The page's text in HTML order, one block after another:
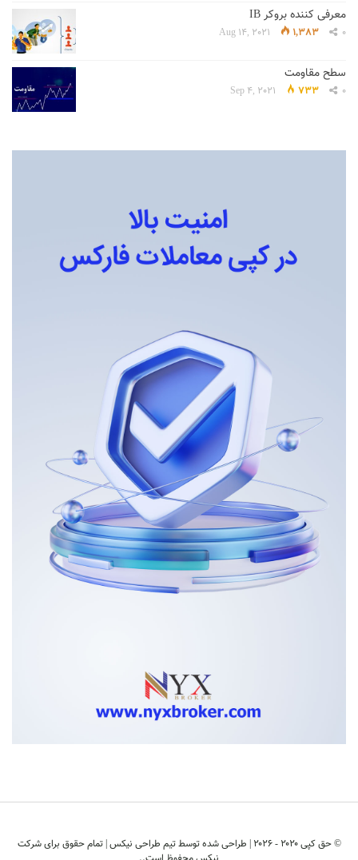
معرفی کننده بروکر IB
Aug 14, 2021 1,383 0
سطح مقاومت
Sep 4, 2021 733 0
© حق کپی ۲۰۲۰ - ۲۰۲6 | طراحی شده توسط تیم طراحی نیکس| تمام حقوق برای شرکت